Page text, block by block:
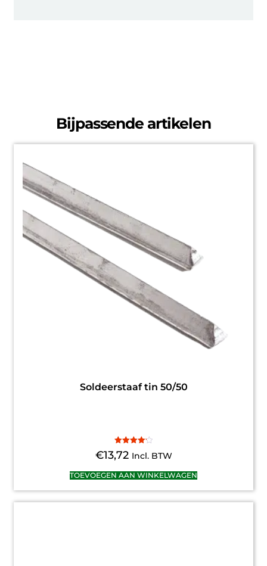
Bijpassende artikelen
Soldeerstaaf tin 50/50
Gewaardeerd
4.20
€13,72 Incl. BTW
TOEVOEGEN AAN WINKELWAGEN